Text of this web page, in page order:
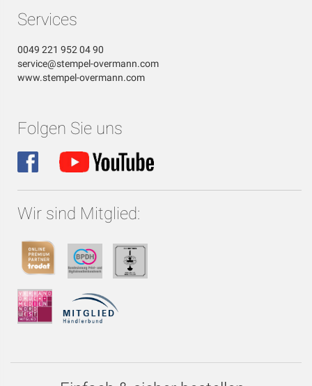
Services
0049 221 952 04 90
service@stempel-overmann.com
www.stempel-overmann.com
Folgen Sie uns
Wir sind Mitglied: